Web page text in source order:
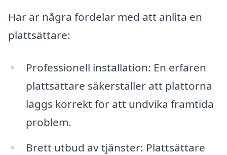
Här är några fördelar med att anlita en
plattsättare:
Professionell installation: En erfaren
plattsättare säkerställer att plattorna
läggs korrekt för att undvika framtida
problem.
Brett utbud av tjänster: Plattsättare